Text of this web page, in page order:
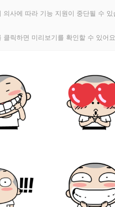
의사에 따라 기능 지원이 중단될 수 있
클릭하면 미리보기를 확인할 수 있어